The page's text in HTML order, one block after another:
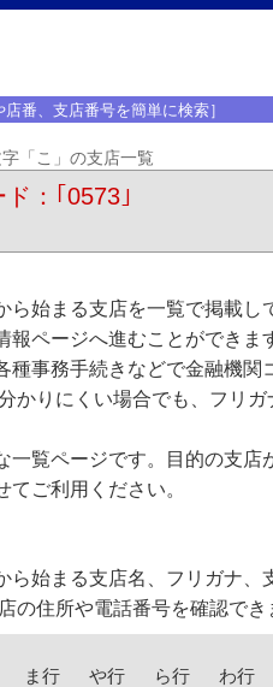
番、支店番号を簡単に検索］
「こ」の支店一覧
：｢0573｣
ら始まる支店を一覧で掲載し
ページへ進むことができま
事務手続きなどで金融機関
かりにくい場合でも、フリ
一覧ページです。目的の支店
てご利用ください。
始まる支店名、フリガナ、
の住所や電話番号を確認でき
ま行 や行 ら行 わ行